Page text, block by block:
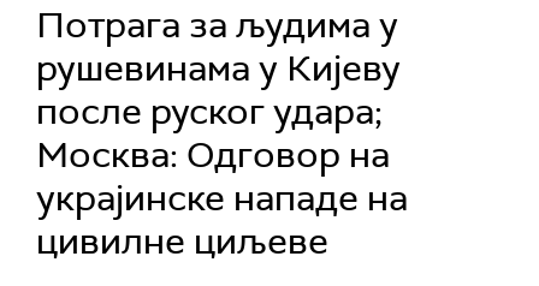
Потрага за људима у
рушевинама у Кијеву
после руског удара;
Москва: Одговор на
украјинске нападе на
цивилне циљеве